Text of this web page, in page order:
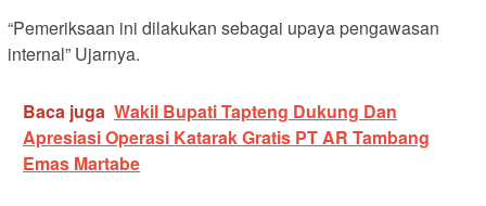
“Pemeriksaan ini dilakukan sebagai upaya pengawasan
internal” Ujarnya.
Baca juga Wakil Bupati Tapteng Dukung Dan
Apresiasi Operasi Katarak Gratis PT AR Tambang
Emas Martabe